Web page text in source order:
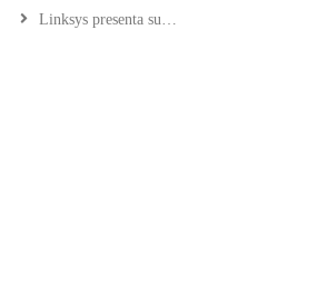
Linksys presenta su…